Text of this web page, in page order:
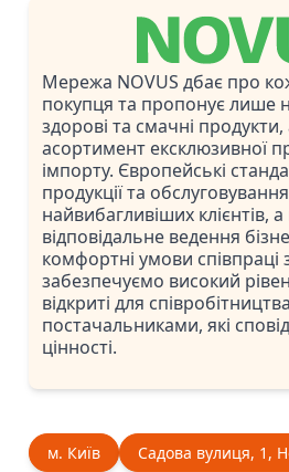
Мережа NOVUS дбає про
покупця та пропонує лише
здорові та смачні
асортимент ексклюзивної
імпорту. Європейські
продукції та
найвибагливіших клієнтів,
відповідальне ведення
комфортні умови
забезпечуємо високий
відкриті для
постачальниками, які
цінності.
м. Київ Садова вулиця, 1,